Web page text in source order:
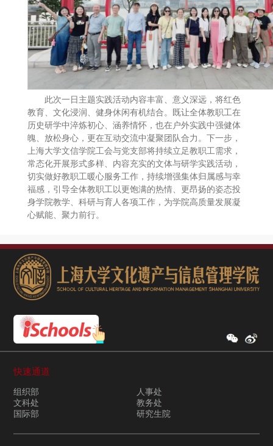
此次一日主题实践活动内容丰富、意义深远，将红色
教育、文化浸润、健身休闲有机结合。既让全体教职工在
历史研学中淬炼初心、涵养情怀，也在户外实践中强健体
魄、放松身心，更在互动交流中凝聚团队合力。下一步，
上海大学文信学院工会与党支部将持续立足教职工需求，
常态化开展形式多样、内容充实的文体与研学实践活动，
切实做好教职工暖心服务工作，持续增强集体归属感与幸
福感，引导全体教职工以更饱满的热情、更昂扬的姿态投
身学院教学、科研与育人各项工作，为学院高质量发展凝
心赋能、聚力前行。
快速通道
组织部
人事处
文科处
教务处
国际部
研究生院